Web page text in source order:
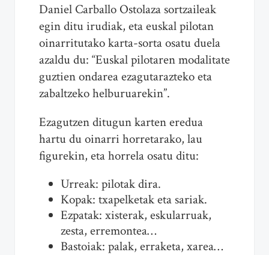
Daniel Carballo Ostolaza sortzaileak
egin ditu irudiak, eta euskal pilotan
oinarritutako karta-sorta osatu duela
azaldu du: “Euskal pilotaren modalitate
guztien ondarea ezagutarazteko eta
zabaltzeko helburuarekin”.
Ezagutzen ditugun karten eredua
hartu du oinarri horretarako, lau
figurekin, eta horrela osatu ditu:
Urreak: pilotak dira.
Kopak: txapelketak eta sariak.
Ezpatak: xisterak, eskularruak,
zesta, erremontea…
Bastoiak: palak, erraketa, xarea…